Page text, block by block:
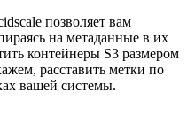
позволяет вам
на метаданные в их
контейнеры S3 размером
расставить метки по
вашей системы.